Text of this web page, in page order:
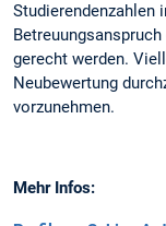
Studierendenzahlen
gerecht werden.
Neubewertung
vorzunehmen.
Mehr Infos: